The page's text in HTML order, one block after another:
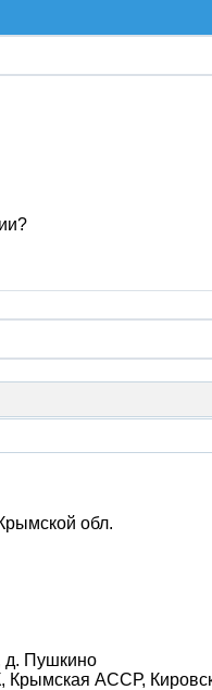
обл.
д. Пушкино
Крымская АССР,